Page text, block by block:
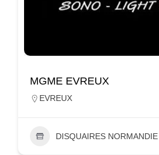
MGME EVREUX
EVREUX
DISQUAIRES NORMANDIE